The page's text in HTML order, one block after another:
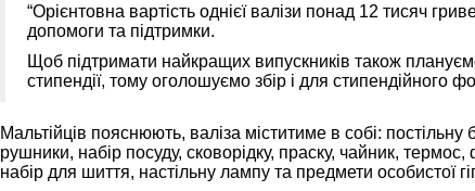
“Орієнтовна вартість однієї валізи понад 12 тисяч
допомоги та підтримки.
Щоб підтримати найкращих випускників також
стипендії, тому оголошуємо збір і для стипендійного
Мальтійців пояснюють, валіза міститиме в собі: постільну
рушники, набір посуду, сковорідку, праску, чайник,
набір для шиття, настільну лампу та предмети особистої